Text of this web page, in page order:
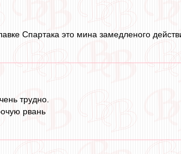
Спартака это мина замедленого
трудно.
рвань